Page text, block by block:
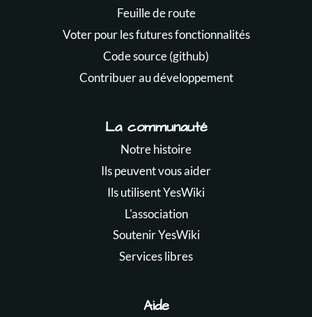
Feuille de route
Voter pour les futures fonctionnalités
Code source (github)
Contribuer au développement
La communauté
Notre histoire
Ils peuvent vous aider
Ils utilisent YesWiki
L'association
Soutenir YesWiki
Services libres
Aide